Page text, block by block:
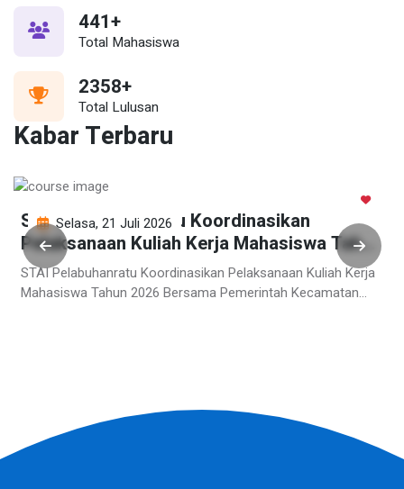
490+
Total Mahasiswa
2620+
Total Lulusan
Kabar Terbaru
Selasa, 21 Juli 2026
STAI Pelabuhanratu Koordinasikan
Pelaksanaan Kuliah Kerja Mahasiswa Tahun
2026 Bersama Pemerintah Kecamatan
Sagaranten
STAI Pelabuhanratu Koordinasikan Pelaksanaan Kuliah Kerja
Mahasiswa Tahun 2026 Bersama Pemerintah Kecamatan